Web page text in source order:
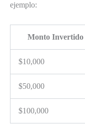
ejemplo:
Monto Invertido
$10,000
$50,000
$100,000